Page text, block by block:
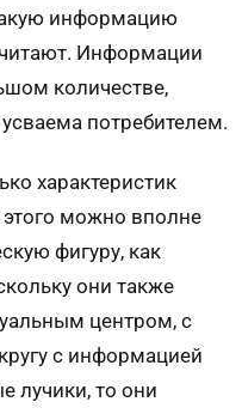
информацию
Информации
количестве,
потребителем.
характеристик
этого можно вполне
фигуру, как
они также
центром, с
с информацией
лучики, то они